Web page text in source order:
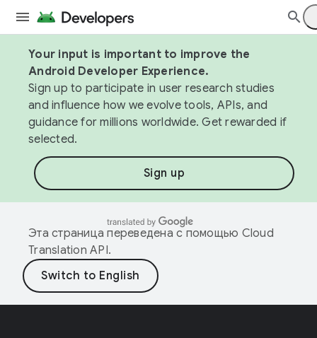
Your input is important to improve the
Android Developer Experience.
Sign up to participate in user research studies
and influence how we evolve tools, APIs, and
guidance for millions worldwide. Get rewarded if
selected.
Sign up
Эта страница переведена с помощью Cloud
Translation API.